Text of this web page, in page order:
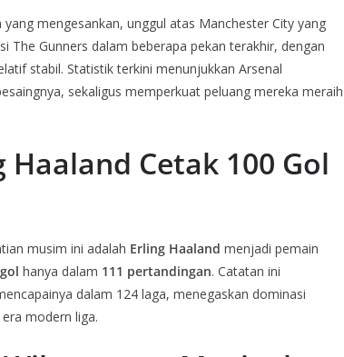
mengesankan, unggul atas Manchester City yang
The Gunners dalam beberapa pekan terakhir, dengan
stabil. Statistik terkini menunjukkan Arsenal
sekaligus memperkuat peluang mereka meraih
Cetak 100 Gol
musim ini adalah Erling Haaland menjadi pemain
hanya dalam 111 pertandingan. Catatan ini
dalam 124 laga, menegaskan dominasi
modern liga.